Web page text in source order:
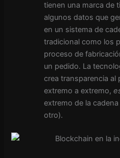
tienen una marca de
algunos datos que
en un sistema de
tradicional como los
proceso de
un pedido. La
crea transparencia al
extremo a extremo,
extremo de la
otro).